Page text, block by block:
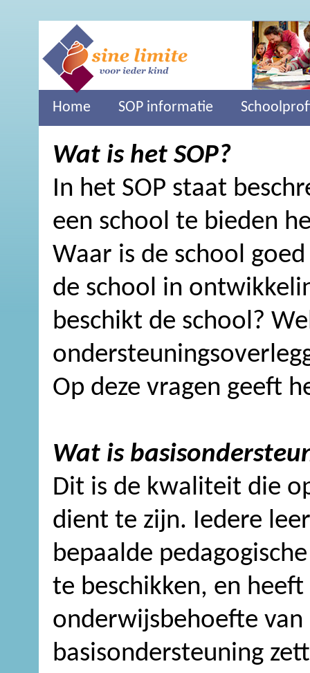
Home SOP informatie
Wat is het SOP?
In het SOP staat
een school te bieden
Waar is de school
de school in
beschikt de school?
Op deze vragen geeft
Wat is
Dit is de kwaliteit die
dient te zijn. Iedere
bepaalde
te beschikken, en
onderwijsbehoefte
basisondersteuning